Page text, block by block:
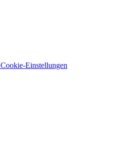
Cookie-Einstellungen